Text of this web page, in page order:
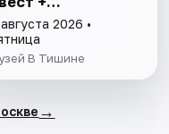
2026 •
В Тишине
→